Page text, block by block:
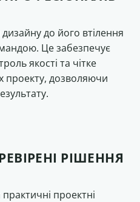
до його втілення
Це забезпечує
якості та чітке
проекту, дозволяючи
РІШЕННЯ
проектні